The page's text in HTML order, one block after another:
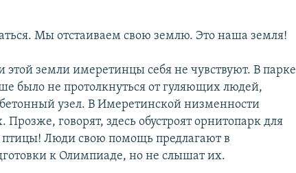
Мы отстаиваем свою землю. Это наша земля!
этой земли имеретинцы себя не чувствуют. В парке
было не протолкнуться от гуляющих людей,
узел. В Имеретинской низменности
говорят, здесь обустроят орнитопарк для
птицы! Люди свою помощь предлагают в
к Олимпиаде, но не слышат их.